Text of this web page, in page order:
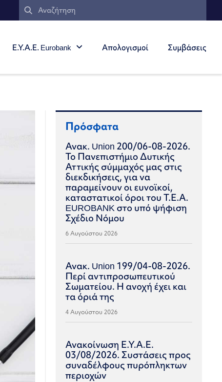
Ε.Υ.Α.Ε. Eurobank Απολογισμοί Συμβάσεις
Πρόσφατα
Ανακ. Union 200/06-08-2026.
Το Πανεπιστήμιο Δυτικής
Αττικής σύμμαχός μας στις
διεκδικήσεις, για να
παραμείνουν οι ευνοϊκοί,
καταστατικοί όροι του Τ.Ε.Α.
EUROBANK στο υπό ψήφιση
Σχέδιο Νόμου
6 Αυγούστου 2026
Ανακ. Union 199/04-08-2026.
Περί αντιπροσωπευτικού
Σωματείου. Η ανοχή έχει και
τα όριά της
4 Αυγούστου 2026
Ανακοίνωση Ε.Υ.Α.Ε.
03/08/2026. Συστάσεις προς
συναδέλφους πυρόπληκτων
περιοχών